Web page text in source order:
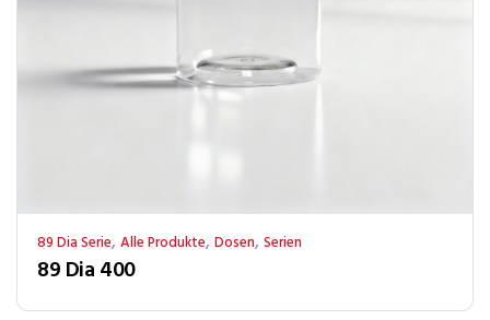
89 Dia Serie, Alle Produkte, Dosen, Serien
89 Dia 400